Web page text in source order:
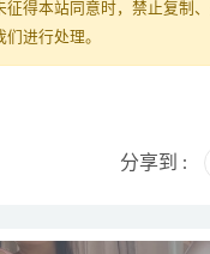
得本站同意时，禁止复制
进行处理。
分享到 :